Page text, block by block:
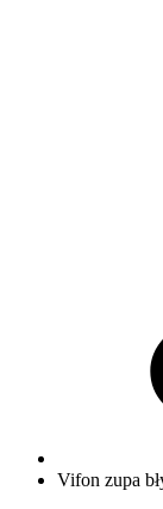
Vifon zupa